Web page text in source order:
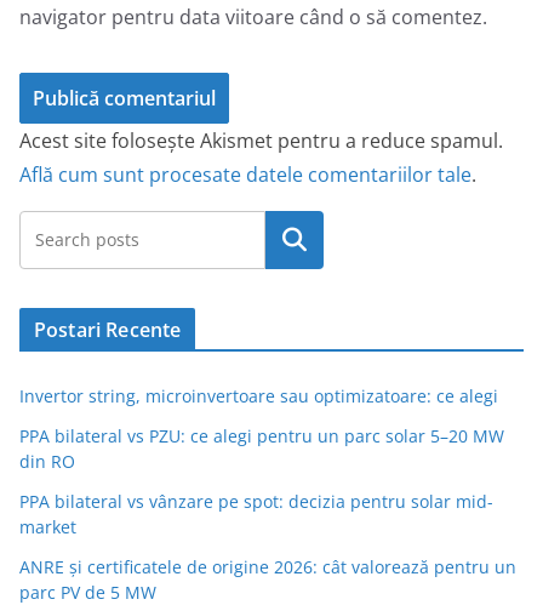
navigator pentru data viitoare când o să comentez.
Acest site folosește Akismet pentru a reduce spamul.
Află cum sunt procesate datele comentariilor tale.
Caută
Postari Recente
Invertor string, microinvertoare sau optimizatoare: ce alegi
PPA bilateral vs PZU: ce alegi pentru un parc solar 5–20 MW
din RO
PPA bilateral vs vânzare pe spot: decizia pentru solar mid-
market
ANRE și certificatele de origine 2026: cât valorează pentru un
parc PV de 5 MW